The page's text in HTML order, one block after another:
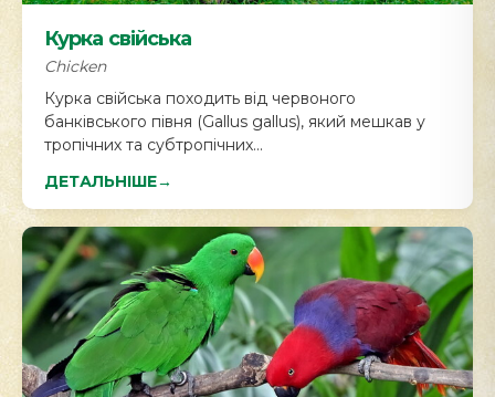
Курка свійська
Chicken
Курка свійська походить від червоного
банківського півня (Gallus gallus), який мешкав у
тропічних та субтропічних...
ДЕТАЛЬНІШЕ→